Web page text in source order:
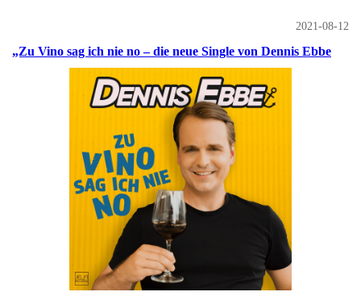
2021-08-12
„Zu Vino sag ich nie no – die neue Single von Dennis Ebbe